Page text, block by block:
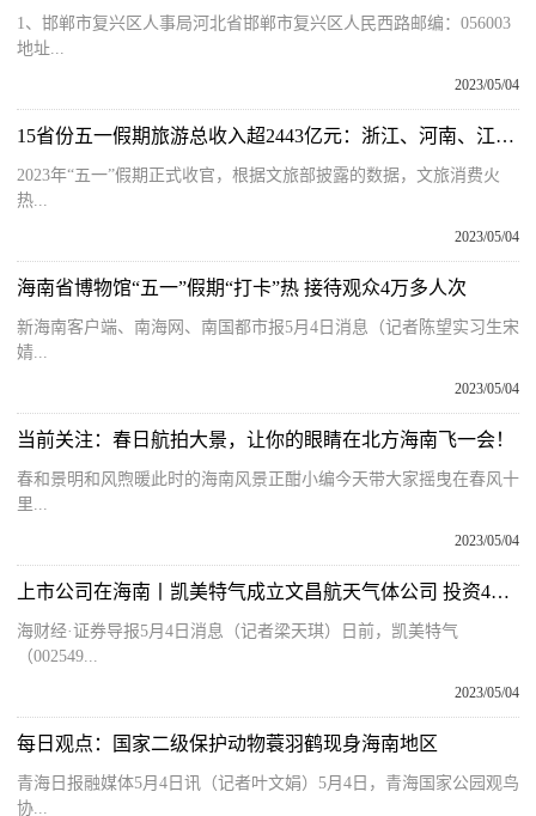
1、邯郸市复兴区人事局河北省邯郸市复兴区人民西路邮编：056003
地址...
2023/05/04
15省份五一假期旅游总收入超2443亿元：浙江、河南、江苏列前三 重点聚焦
2023年“五一”假期正式收官，根据文旅部披露的数据，文旅消费火
热...
2023/05/04
海南省博物馆“五一”假期“打卡”热 接待观众4万多人次
新海南客户端、南海网、南国都市报5月4日消息（记者陈望实习生宋
婧...
2023/05/04
当前关注：春日航拍大景，让你的眼睛在北方海南飞一会！
春和景明和风煦暖此时的海南风景正酣小编今天带大家摇曳在春风十
里...
2023/05/04
上市公司在海南丨凯美特气成立文昌航天气体公司 投资4亿元实施特燃特气项目
海财经·证券导报5月4日消息（记者梁天琪）日前，凯美特气
（002549...
2023/05/04
每日观点：国家二级保护动物蓑羽鹤现身海南地区
青海日报融媒体5月4日讯（记者叶文娟）5月4日，青海国家公园观鸟
协...